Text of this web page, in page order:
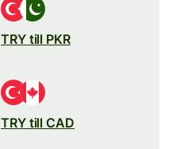
TRY till PKR
TRY till CAD